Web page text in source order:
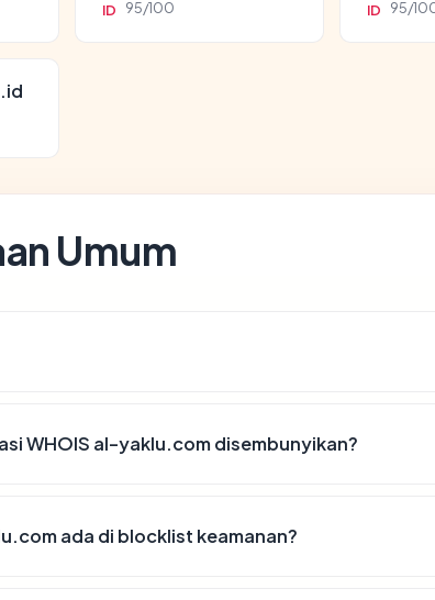
ID 95/100 ID 95/
Umum
WHOIS al-yaklu.com disembunyikan?
ada di blocklist keamanan?